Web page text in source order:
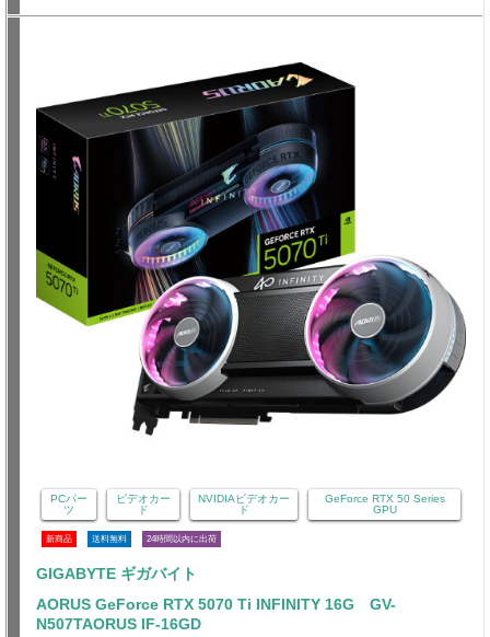
PCパー
ツ
ビデオカー
ド
NVIDIAビデオカー
ド
GeForce RTX 50 Series
GPU
新商品 送料無料 24時間以内に出荷
GIGABYTE ギガバイト
AORUS GeForce RTX 5070 Ti INFINITY 16G GV-
N507TAORUS IF-16GD